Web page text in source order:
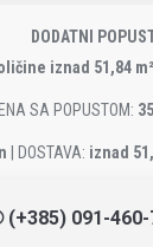
DODATNI
iznad 51,84 m²
SA POPUSTOM:
| DOSTAVA: iznad
(+385) 091-460-